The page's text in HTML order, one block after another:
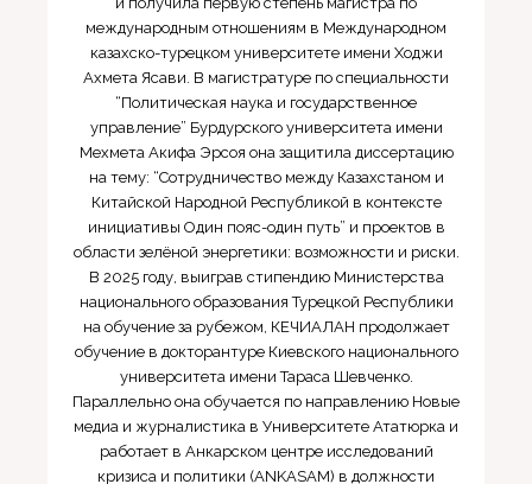
международным отношениям в Международном
казахско-турецком университете имени Ходжи
Ахмета Ясави. В магистратуре по специальности
“Политическая наука и государственное
управление” Бурдурского университета имени
Мехмета Акифа Эрсоя она защитила диссертацию
на тему: “Сотрудничество между Казахстаном и
Китайской Народной Республикой в контексте
инициативы Один пояс-один путь” и проектов в
области зелёной энергетики: возможности и риски.
В 2025 году, выиграв стипендию Министерства
национального образования Турецкой Республики
на обучение за рубежом, КЕЧИАЛАН продолжает
обучение в докторантуре Киевского национального
университета имени Тараса Шевченко.
Параллельно она обучается по направлению Новые
медиа и журналистика в Университете Ататюрка и
работает в Анкарском центре исследований
кризиса и политики (ANKASAM) в должности